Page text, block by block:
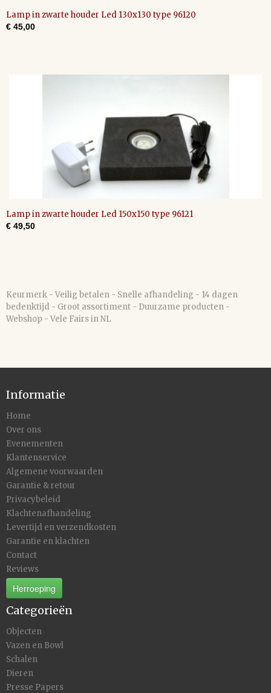
Lamp in zwarte houder Led 130x130 type 96120
€ 45,00
Lamp in zwarte houder Led 150x150 type 96121
€ 49,50
Keurmerk - Veilig betalen - Snelle afhandeling - 14 dagen
bedenktijd - Groot assortiment - Duurzame producten -
Webshop - Vele Fairs in NL
Informatie
Home
Over ons
Evenementen
Klantenservice
Algemene voorwaarden
Garantie & retour
Privacybeleid
Klachtenafhandeling
Levertijd en verzendkosten
Garantie en klachten
Contact
Reviews
Herroeping
Categorieën
Objecten
Vazen en Bowl
Schalen
Dieren
Presse Papers